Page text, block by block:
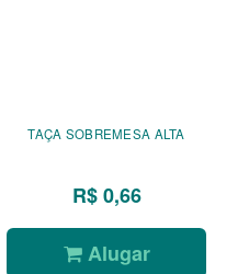
TAÇA SOBREMESA ALTA
R$ 0,66
Alugar